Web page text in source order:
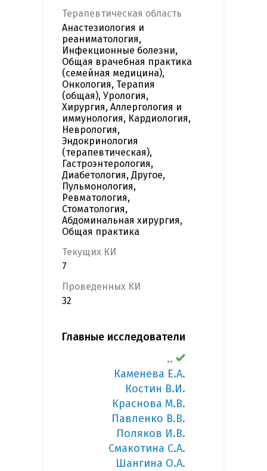
Терапевтическая область
Анастезиология и
реаниматология,
Инфекционные болезни,
Общая врачебная практика
(семейная медицина),
Онкология, Терапия
(общая), Урология,
Хирургия, Аллергология и
иммунология, Кардиология,
Неврология,
Эндокринология
(терапевтическая),
Гастроэнтерология,
Диабетология, Другое,
Пульмонология,
Ревматология,
Стоматология,
Абдоминальная хирургия,
Общая практика
Текущих КИ
7
Проведенных КИ
32
Главные исследователи
..
Каменева Е.А.
Костин В.И.
Краснова М.В.
Павленко В.В.
Поляков И.В.
Смакотина С.А.
Шангина О.А.